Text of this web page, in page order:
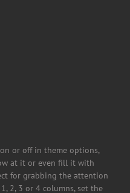
or off in theme options,
at it or even fill it with
for grabbing the attention
2, 3 or 4 columns, set the